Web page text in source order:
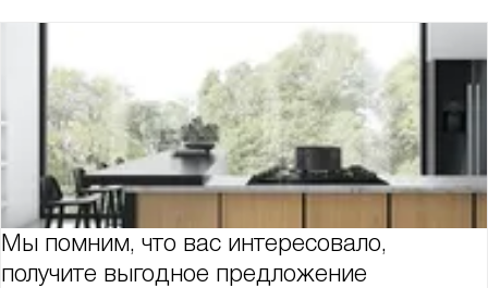
Мы помним, что вас интересовало,
получите выгодное предложение